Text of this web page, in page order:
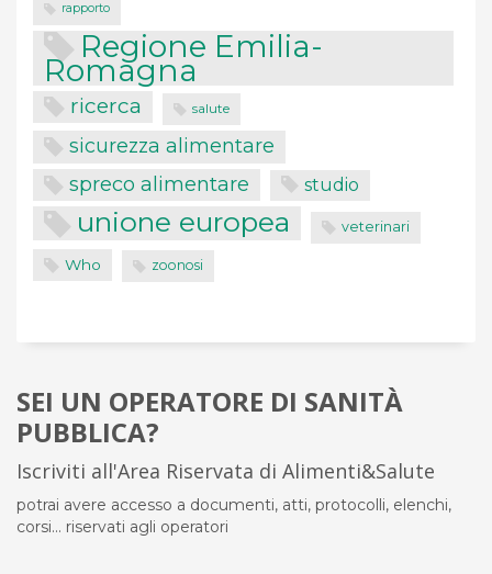
rapporto
Regione Emilia-
Romagna
ricerca salute
sicurezza alimentare
spreco alimentare studio
unione europea veterinari
Who zoonosi
SEI UN OPERATORE DI SANITÀ
PUBBLICA?
Iscriviti all'Area Riservata di Alimenti&Salute
potrai avere accesso a documenti, atti, protocolli, elenchi,
corsi... riservati agli operatori